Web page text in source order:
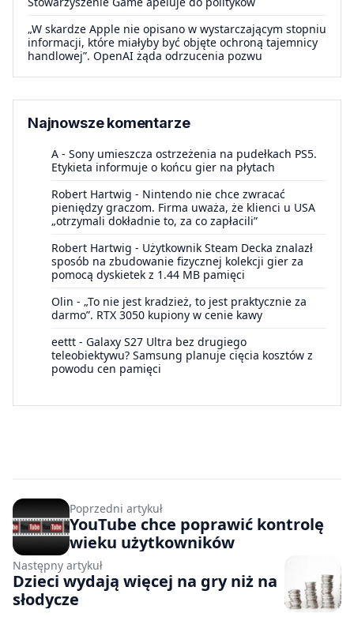
„W skardze Apple nie opisano w wystarczającym stopniu
informacji, które miałyby być objęte ochroną tajemnicy
handlowej”. OpenAI żąda odrzucenia pozwu
Najnowsze komentarze
A - Sony umieszcza ostrzeżenia na pudełkach PS5.
Etykieta informuje o końcu gier na płytach
Robert Hartwig - Nintendo nie chce zwracać
pieniędzy graczom. Firma uważa, że klienci u USA
„otrzymali dokładnie to, za co zapłacili”
Robert Hartwig - Użytkownik Steam Decka znalazł
sposób na zbudowanie fizycznej kolekcji gier za
pomocą dyskietek z 1.44 MB pamięci
Olin - „To nie jest kradzież, to jest praktycznie za
darmo”. RTX 3050 kupiony w cenie kawy
eettt - Galaxy S27 Ultra bez drugiego
teleobiektywu? Samsung planuje cięcia kosztów z
powodu cen pamięci
Poprzedni artykuł
YouTube chce poprawić kontrolę
wieku użytkowników
Następny artykuł
Dzieci wydają więcej na gry niż na
słodycze